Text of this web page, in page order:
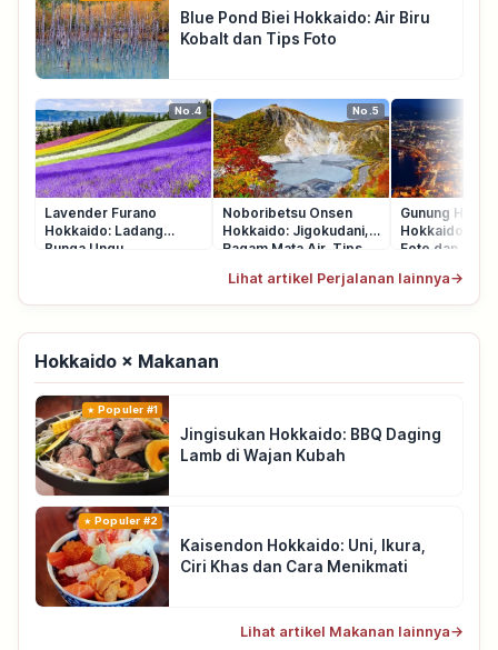
Blue Pond Biei Hokkaido: Air Biru
Kobalt dan Tips Foto
No.4
Lavender Furano
Hokkaido: Ladang
Bunga Ungu,
No.5
Noboribetsu Onsen
Hokkaido: Jigokudani,
Ragam Mata Air, Tips
Gunung
Hokkaido:
Foto dan
Lihat artikel Perjalanan lainnya→
Hokkaido × Makanan
Populer #1
Jingisukan Hokkaido: BBQ Daging
Lamb di Wajan Kubah
Populer #2
Kaisendon Hokkaido: Uni, Ikura,
Ciri Khas dan Cara Menikmati
Lihat artikel Makanan lainnya→